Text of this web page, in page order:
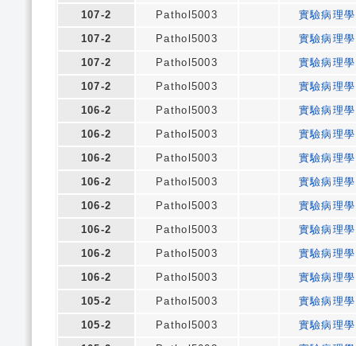
107-2
Pathol5003
實驗病理學
107-2
Pathol5003
實驗病理學
107-2
Pathol5003
實驗病理學
107-2
Pathol5003
實驗病理學
106-2
Pathol5003
實驗病理學
106-2
Pathol5003
實驗病理學
106-2
Pathol5003
實驗病理學
106-2
Pathol5003
實驗病理學
106-2
Pathol5003
實驗病理學
106-2
Pathol5003
實驗病理學
106-2
Pathol5003
實驗病理學
106-2
Pathol5003
實驗病理學
105-2
Pathol5003
實驗病理學
105-2
Pathol5003
實驗病理學